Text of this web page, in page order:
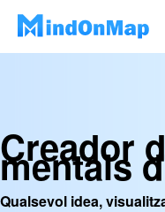
Creador
mentals
Qualsevol idea,